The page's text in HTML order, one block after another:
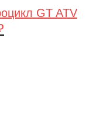
GT ATV